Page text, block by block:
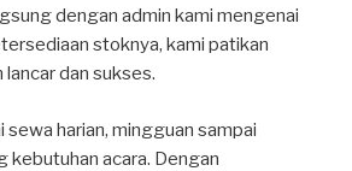
dengan admin kami mengenai
stoknya, kami patikan
lancar dan sukses.
sewa harian, mingguan sampai
kebutuhan acara. Dengan